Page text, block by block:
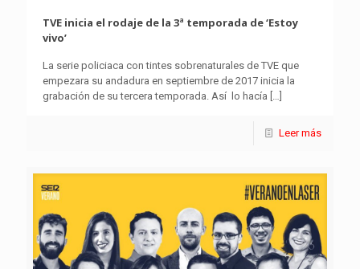
TVE inicia el rodaje de la 3ª temporada de ‘Estoy
vivo’
La serie policiaca con tintes sobrenaturales de TVE que
empezara su andadura en septiembre de 2017 inicia la
grabación de su tercera temporada. Así lo hacía […]
Leer más